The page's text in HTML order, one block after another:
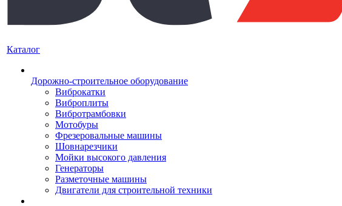
Каталог
Дорожно-строительное оборудование
Виброкатки
Виброплиты
Вибротрамбовки
Мотобуры
Фрезеровальные машины
Шовнарезчики
Мойки высокого давления
Генераторы
Разметочные машины
Двигатели для строительной техники